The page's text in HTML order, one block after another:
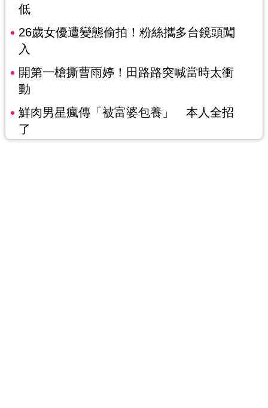
低
26歲女優遭變態偷拍！粉絲攜多台鏡頭闖
入
開第一槍撕曹雨婷！田路路突喊當時太衝
動
鮮肉男星瘋傳「被富婆包養」 本人全招
了